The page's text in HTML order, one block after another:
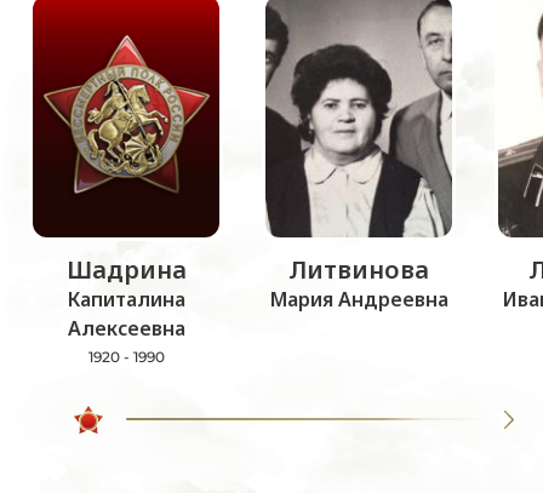
Шадрина
Капиталина
Алексеевна
1920 - 1990
Литвинова
Мария Андреевна